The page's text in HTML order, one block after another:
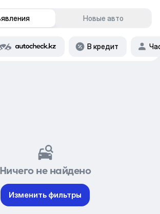
Новые авто
В кредит
Ничего не найдено
Изменить фильтры